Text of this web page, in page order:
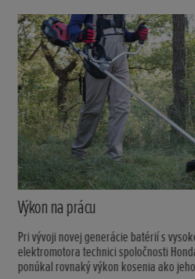
Výkon na prácu
Pri vývoji novej generácie batérií s
elektromotora technici spoločnosti
ponúkal rovnaký výkon kosenia ako